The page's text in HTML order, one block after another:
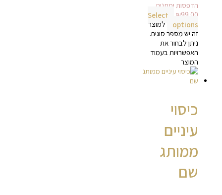
הדפסות ומתנות
₪99.00
Select
options
למוצר
זה יש מספר סוגים.
ניתן לבחור את
האפשרויות בעמוד
המוצר
כיסוי
עיניים
ממותג
שם